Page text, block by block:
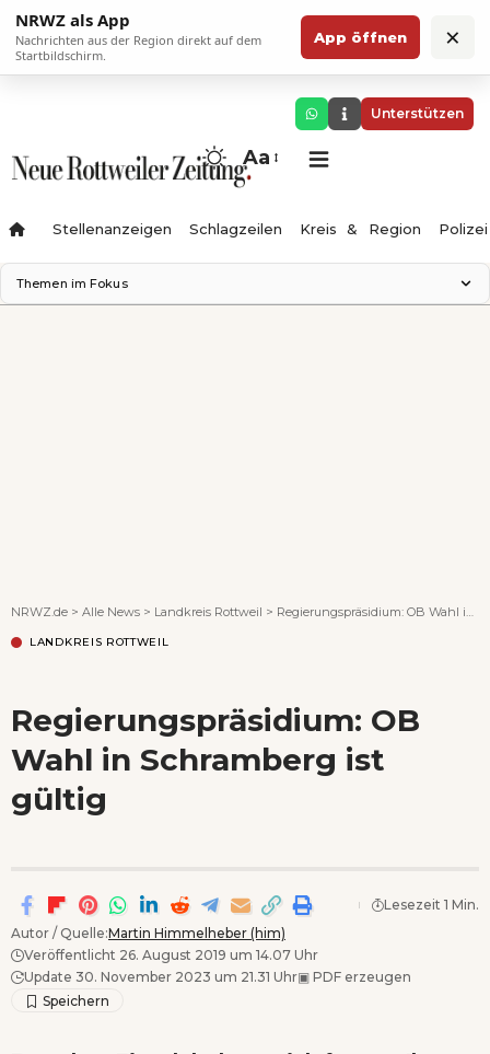
NRWZ als App
Nachrichten aus der Region direkt auf dem
Startbildschirm.
App öffnen ×
Unterstützen
Aa
Stellenanzeigen Schlagzeilen Kreis & Region Polizei
Themen im Fokus
NRWZ.de > Alle News > Landkreis Rottweil > Regierungspräsidium: OB Wahl in Schramberg ist gültig
LANDKREIS ROTTWEIL
Regierungspräsidium: OB
Wahl in Schramberg ist
gültig
Autor / Quelle:Martin Himmelheber (him)
Veröffentlicht 26. August 2019 um 14.07 Uhr
Update 30. November 2023 um 21.31 Uhr▣ PDF erzeugen
Lesezeit 1 Min.